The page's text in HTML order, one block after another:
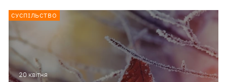
20 квiтня
СУСПІЛЬСТВО